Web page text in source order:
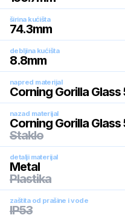
širina kućišta
74.3mm
debljina kućišta
8.8mm
napred materijal
Corning Gorilla Glass
nazad materijal
Corning Gorilla Glass
Staklo
detalji materijal
Metal
Plastika
zaštita od prašine i vode
IP53